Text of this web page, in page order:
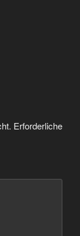
Erforderliche